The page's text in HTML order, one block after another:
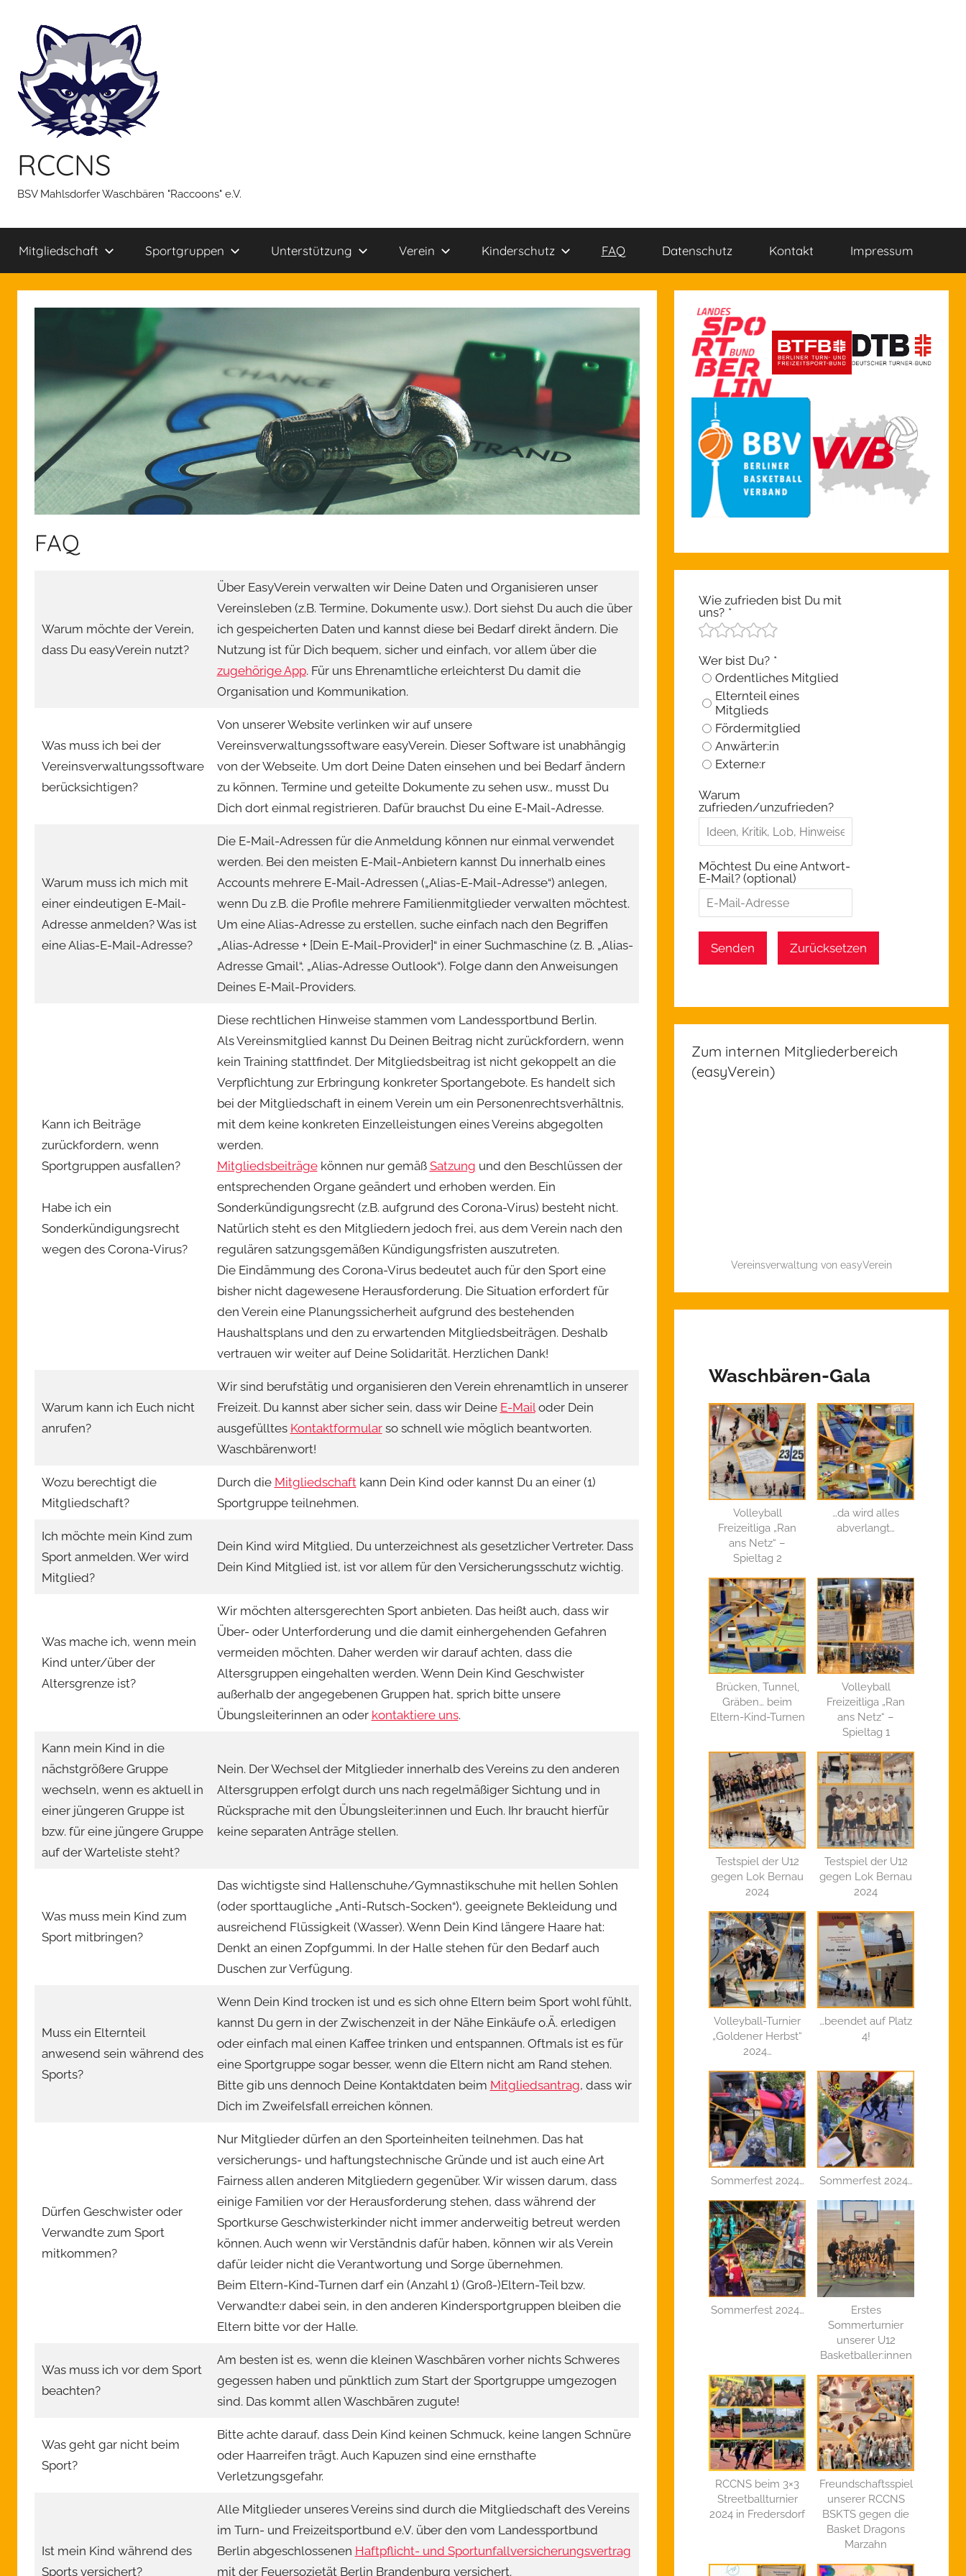
springen
RCCNS
BSV Mahlsdorfer Waschbären "Raccoons" e.V.
Mitgliedschaft Sportgruppen Unterstützung Verein Kinderschutz FAQ Datenschutz Kontakt Impressum
FAQ
Warum möchte der Verein,
dass Du easyVerein nutzt?
Über EasyVerein verwalten wir Deine Daten und Organisieren unser
Vereinsleben (z.B. Termine, Dokumente usw.). Dort siehst Du auch die über
ich gespeicherten Daten und kannst diese bei Bedarf direkt ändern. Die
Nutzung ist für Dich bequem, sicher und einfach, vor allem über die
zugehörige App. Für uns Ehrenamtliche erleichterst Du damit die
Organisation und Kommunikation.
Was muss ich bei der
Vereinsverwaltungssoftware
berücksichtigen?
Von unserer Website verlinken wir auf unsere
Vereinsverwaltungssoftware easyVerein. Dieser Software ist unabhängig
von der Webseite. Um dort Deine Daten einsehen und bei Bedarf ändern
zu können, Termine und geteilte Dokumente zu sehen usw., musst Du
Dich dort einmal registrieren. Dafür brauchst Du eine E-Mail-Adresse.
Warum muss ich mich mit
einer eindeutigen E-Mail-
Adresse anmelden? Was ist
eine Alias-E-Mail-Adresse?
Die E-Mail-Adressen für die Anmeldung können nur einmal verwendet
werden. Bei den meisten E-Mail-Anbietern kannst Du innerhalb eines
Accounts mehrere E-Mail-Adressen („Alias-E-Mail-Adresse“) anlegen,
wenn Du z.B. die Profile mehrere Familienmitglieder verwalten möchtest.
Um eine Alias-Adresse zu erstellen, suche einfach nach den Begriffen
„Alias-Adresse + [Dein E-Mail-Provider]“ in einer Suchmaschine (z. B. „Alias-
Adresse Gmail“, „Alias-Adresse Outlook“). Folge dann den Anweisungen
Deines E-Mail-Providers.
Kann ich Beiträge
zurückfordern, wenn
Sportgruppen ausfallen?
Habe ich ein
Sonderkündigungsrecht
wegen des Corona-Virus?
Diese rechtlichen Hinweise stammen vom Landessportbund Berlin.
Als Vereinsmitglied kannst Du Deinen Beitrag nicht zurückfordern, wenn
kein Training stattfindet. Der Mitgliedsbeitrag ist nicht gekoppelt an die
Verpflichtung zur Erbringung konkreter Sportangebote. Es handelt sich
bei der Mitgliedschaft in einem Verein um ein Personenrechtsverhältnis,
mit dem keine konkreten Einzelleistungen eines Vereins abgegolten
werden.
Mitgliedsbeiträgekönnen nur gemäß Satzung und den Beschlüssen der
entsprechenden Organe geändert und erhoben werden. Ein
Sonderkündigungsrecht (z.B. aufgrund des Corona-Virus) besteht nicht.
Natürlich steht es den Mitgliedern jedoch frei, aus dem Verein nach den
regulären satzungsgemäßen Kündigungsfristen auszutreten.
Die Eindämmung des Corona-Virus bedeutet auch für den Sport eine
bisher nicht dagewesene Herausforderung. Die Situation erfordert für
den Verein eine Planungssicherheit aufgrund des bestehenden
Haushaltsplans und den zu erwartenden Mitgliedsbeiträgen. Deshalb
vertrauen wir weiter auf Deine Solidarität. Herzlichen Dank!
Warum kann ich Euch nicht
anrufen?
Wir sind berufstätig und organisieren den Verein ehrenamtlich in unserer
Freizeit. Du kannst aber sicher sein, dass wir Deine E-Mailoder Dein
ausgefülltes Kontaktformularso schnell wie möglich beantworten.
Waschbärenwort!
Wozu berechtigt die
Mitgliedschaft?
Durch die Mitgliedschaftkann Dein Kind oder kannst Du an einer (1)
Sportgruppe teilnehmen.
Ich möchte mein Kind zum
Sport anmelden. Wer wird
Mitglied?
Dein Kind wird Mitglied, Du unterzeichnest als gesetzlicher Vertreter. Dass
Dein Kind Mitglied ist, ist vor allem für den Versicherungsschutz wichtig.
Was mache ich, wenn mein
Kind unter/über der
Altersgrenze ist?
Wir möchten altersgerechten Sport anbieten. Das heißt auch, dass wir
Über- oder Unterforderung und die damit einhergehenden Gefahren
vermeiden möchten. Daher werden wir darauf achten, dass die
Altersgruppen eingehalten werden. Wenn Dein Kind Geschwister
außerhalb der angegebenen Gruppen hat, sprich bitte unsere
Übungsleiterinnen an oder kontaktiere uns.
Kann mein Kind in die
nächstgrößere Gruppe
wechseln, wenn es aktuell in
einer jüngeren Gruppe ist
bzw. für eine jüngere Gruppe
auf der Warteliste steht?
Nein. Der Wechsel der Mitglieder innerhalb des Vereins zu den anderen
Altersgruppen erfolgt durch uns nach regelmäßiger Sichtung und in
Rücksprache mit den Übungsleiter:innen und Euch. Ihr braucht hierfür
keine separaten Anträge stellen.
Was muss mein Kind zum
Sport mitbringen?
Das wichtigste sind Hallenschuhe/Gymnastikschuhe mit hellen Sohlen
(oder sporttaugliche „Anti-Rutsch-Socken“), geeignete Bekleidung und
ausreichend Flüssigkeit (Wasser). Wenn Dein Kind längere Haare hat:
Denkt an einen Zopfgummi. In der Halle stehen für den Bedarf auch
Duschen zur Verfügung.
Muss ein Elternteil
anwesend sein während des
Sports?
Wenn Dein Kind trocken ist und es sich ohne Eltern beim Sport wohl fühlt,
kannst Du gern in der Zwischenzeit in der Nähe Einkäufe o.Ä. erledigen
oder einfach mal einen Kaffee trinken und entspannen. Oftmals ist es für
eine Sportgruppe sogar besser, wenn die Eltern nicht am Rand stehen.
Bitte gib uns dennoch Deine Kontaktdaten beim Mitgliedsantrag, dass wir
Dich im Zweifelsfall erreichen können.
Dürfen Geschwister oder
Verwandte zum Sport
mitkommen?
Nur Mitglieder dürfen an den Sporteinheiten teilnehmen. Das hat
versicherungs- und haftungstechnische Gründe und ist auch eine Art
Fairness allen anderen Mitgliedern gegenüber. Wir wissen darum, dass
einige Familien vor der Herausforderung stehen, dass während der
Sportkurse Geschwisterkinder nicht immer anderweitig betreut werden
können. Auch wenn wir Verständnis dafür haben, können wir als Verein
dafür leider nicht die Verantwortung und Sorge übernehmen.
Beim Eltern-Kind-Turnen darf ein (Anzahl 1) (Groß-)Eltern-Teil bzw.
Verwandte:r dabei sein, in den anderen Kindersportgruppen bleiben die
Eltern bitte vor der Halle.
Was muss ich vor dem Sport
beachten?
Am besten ist es, wenn die kleinen Waschbären vorher nichts Schweres
gegessen haben und pünktlich zum Start der Sportgruppe umgezogen
sind. Das kommt allen Waschbären zugute!
Was geht gar nicht beim
Sport?
Bitte achte darauf, dass Dein Kind keinen Schmuck, keine langen Schnüre
oder Haarreifen trägt. Auch Kapuzen sind eine ernsthafte
Verletzungsgefahr.
Ist mein Kind während des
Sports versichert?
Alle Mitglieder unseres Vereins sind durch die Mitgliedschaft des Vereins
im Turn- und Freizeitsportbund e.V. über den vom Landessportbund
Berlin abgeschlossenen Haftpflicht- und Sportunfallversicherungsvertrag
mit der Feuersozietät Berlin Brandenburg versichert.
Wie zufrieden bist Du mit
uns? *
Wer bist Du? *
Ordentliches Mitglied
Elternteil eines
Mitglieds
Fördermitglied
Anwärter:in
Externe:r
Warum
zufrieden/unzufrieden?
Möchtest Du eine Antwort-
E-Mail? (optional)
Senden Zurücksetzen
Zum internen Mitgliederbereich
(easyVerein)
Vereinsverwaltung von easyVerein
Waschbären-Gala
Volleyball
Freizeitliga „Ran
ans Netz“ –
Spieltag 2
…da wird alles
abverlangt…
Brücken, Tunnel,
Gräben… beim
Eltern-Kind-Turnen
Volleyball
Freizeitliga „Ran
ans Netz“ –
Spieltag 1
Testspiel der U12
gegen Lok Bernau
2024
Testspiel der U12
gegen Lok Bernau
2024
Volleyball-Turnier
„Goldener Herbst“
2024…
…beendet auf Platz
4!
Sommerfest 2024… Sommerfest 2024…
Sommerfest 2024…
Erstes
Sommerturnier
unserer U12
Basketballer:innen
RCCNS beim 3×3
Streetballturnier
2024 in Fredersdorf
Freundschaftsspiel
unserer RCCNS
BSKTS gegen die
Basket Dragons
Marzahn